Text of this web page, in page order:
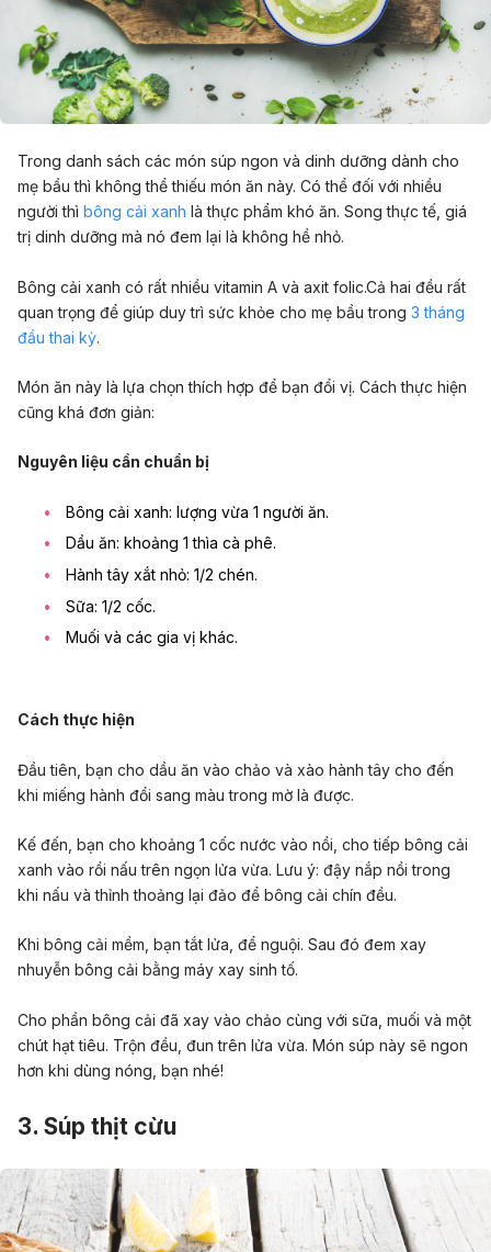
Trong danh sách các món súp ngon và dinh dưỡng dành cho
mẹ bầu thì không thể thiếu món ăn này. Có thể đối với nhiều
người thì bông cải xanh là thực phẩm khó ăn. Song thực tế, giá
trị dinh dưỡng mà nó đem lại là không hề nhỏ.
Bông cải xanh có rất nhiều vitamin A và axit folic.Cả hai đều rất
quan trọng để giúp duy trì sức khỏe cho mẹ bầu trong 3 tháng
đầu thai kỳ.
Món ăn này là lựa chọn thích hợp để bạn đổi vị. Cách thực hiện
cũng khá đơn giản:
Nguyên liệu cần chuẩn bị
Bông cải xanh: lượng vừa 1 người ăn.
Dầu ăn: khoảng 1 thìa cà phê.
Hành tây xắt nhỏ: 1/2 chén.
Sữa: 1/2 cốc.
Muối và các gia vị khác.
Cách thực hiện
Đầu tiên, bạn cho dầu ăn vào chảo và xào hành tây cho đến
khi miếng hành đổi sang màu trong mờ là được.
Kế đến, bạn cho khoảng 1 cốc nước vào nồi, cho tiếp bông cải
xanh vào rồi nấu trên ngọn lửa vừa. Lưu ý: đậy nắp nồi trong
khi nấu và thỉnh thoảng lại đảo để bông cải chín đều.
Khi bông cải mềm, bạn tắt lửa, để nguội. Sau đó đem xay
nhuyễn bông cải bằng máy xay sinh tố.
Cho phần bông cải đã xay vào chảo cùng với sữa, muối và một
chút hạt tiêu. Trộn đều, đun trên lửa vừa. Món súp này sẽ ngon
hơn khi dùng nóng, bạn nhé!
3. Súp thịt cừu